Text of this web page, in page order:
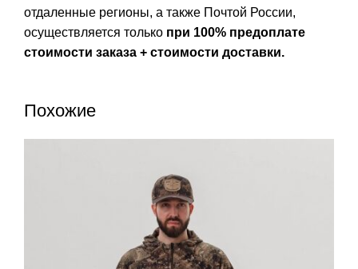
отдаленные регионы, а также Почтой России,
осуществляется только при 100% предоплате
стоимости заказа + стоимости доставки.
Похожие